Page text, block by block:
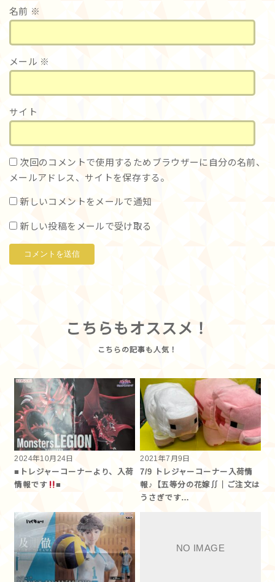
名前 ※
メール ※
サイト
次回のコメントで使用するためブラウザーに自分の名前、
メールアドレス、サイトを保存する。
新しいコメントをメールで通知
新しい投稿をメールで受け取る
こちらもオススメ！
2024年10月24日
■トレジャーコーナーより、入荷
情報です
■
2021年7月9日
7/9 トレジャーコーナー入荷情
報♪【五等分の花嫁∬｜ご注文は
うさぎです…